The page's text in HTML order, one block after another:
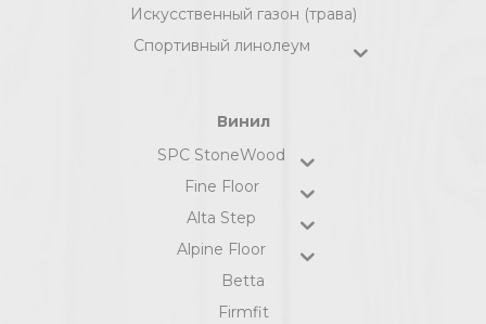
Искусственный газон (трава)
Спортивный линолеум
Винил
SPC StoneWood
Fine Floor
Alta Step
Alpine Floor
Betta
Firmfit